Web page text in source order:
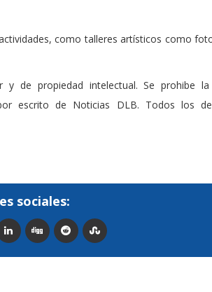
como talleres artísticos como
de propiedad intelectual. Se prohibe la
escrito de Noticias DLB. Todos los
sociales: